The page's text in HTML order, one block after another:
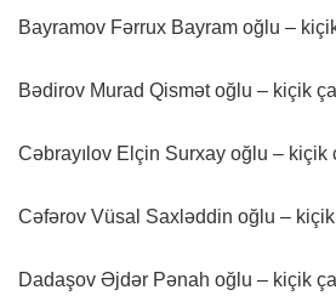
Bayramov Fərrux Bayram oğlu –
Bədirov Murad Qismət oğlu – kiçik
Cəbrayılov Elçin Surxay oğlu – kiçik
Cəfərov Vüsal Saxləddin oğlu –
Dadaşov Əjdər Pənah oğlu – kiçik